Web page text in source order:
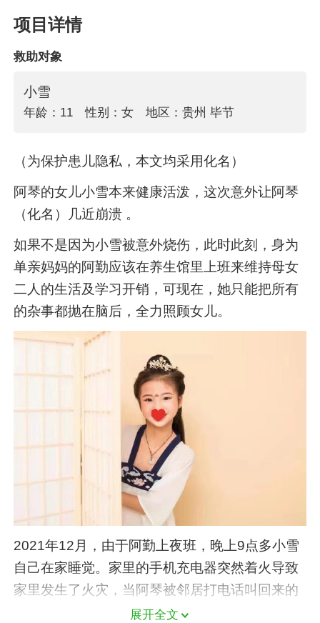
项目详情
救助对象
小雪
年龄：11 性别：女 地区：贵州 毕节
（为保护患儿隐私，本文均采用化名）
阿琴的女儿小雪本来健康活泼，这次意外让阿琴
（化名）几近崩溃 。
如果不是因为小雪被意外烧伤，此时此刻，身为
单亲妈妈的阿勤应该在养生馆里上班来维持母女
二人的生活及学习开销，可现在，她只能把所有
的杂事都抛在脑后，全力照顾女儿。
2021年12月，由于阿勤上夜班，晚上9点多小雪
自己在家睡觉。家里的手机充电器突然着火导致
家里发生了火灾，当阿琴被邻居打电话叫回来的
时候，门口已经被人群和消防车包围，得知小雪
展开全文